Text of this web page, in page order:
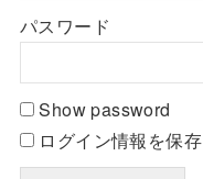
パスワード
Show password
ログイン情報を保存